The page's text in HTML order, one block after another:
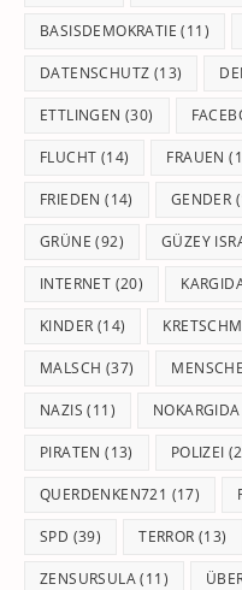
BASISDEMOKRATIE (11)
DATENSCHUTZ (13)
ETTLINGEN (30)
FLUCHT (14) FRAUEN
FRIEDEN (14) GENDER
GRÜNE (92) GÜZEY
INTERNET (20)
KINDER (14)
MALSCH (37)
NAZIS (11) NOKARGIDA
PIRATEN (13) POLIZEI
QUERDENKEN721 (17)
SPD (39) TERROR (13)
ZENSURSULA(11)